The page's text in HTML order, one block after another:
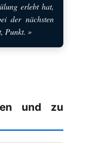
erlebt hat,
der nächsten
Punkt. »
und zu